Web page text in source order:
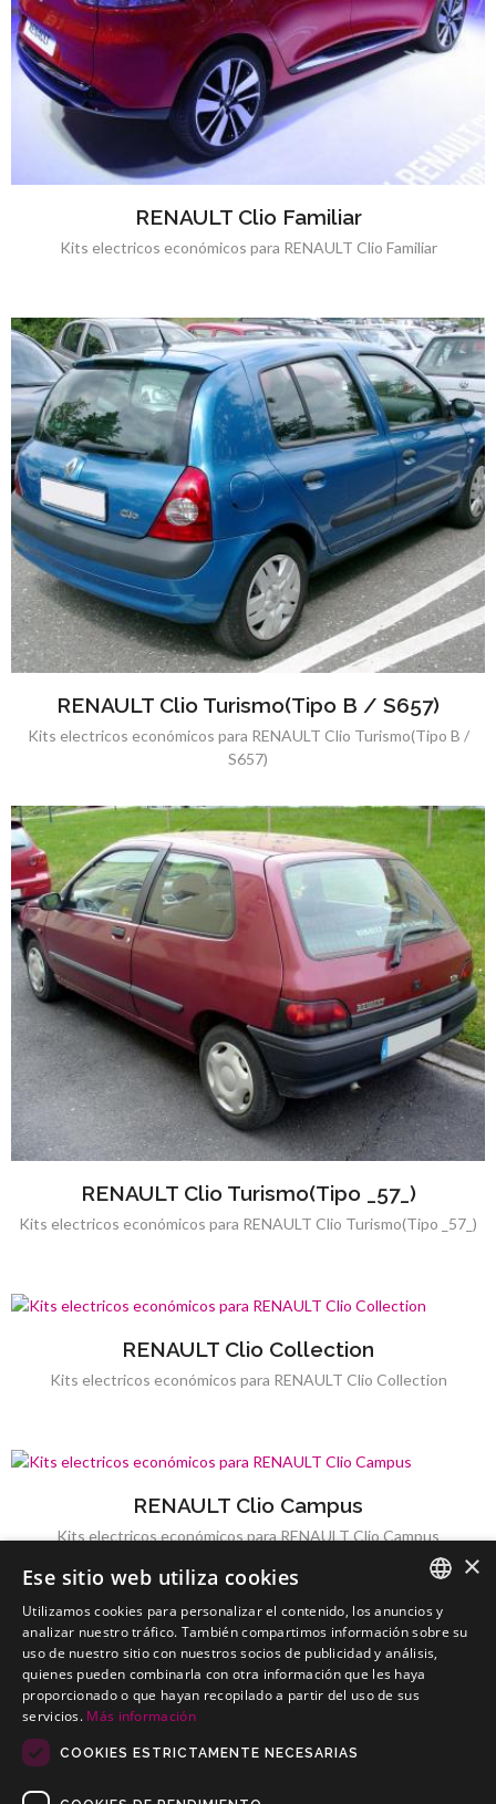
RENAULT Clio Familiar
Kits electricos económicos para RENAULT Clio Familiar
RENAULT Clio Turismo(Tipo B / S657)
Kits electricos económicos para RENAULT Clio Turismo(Tipo B /
S657)
RENAULT Clio Turismo(Tipo _57_)
Kits electricos económicos para RENAULT Clio Turismo(Tipo _57_)
RENAULT Clio Collection
Kits electricos económicos para RENAULT Clio Collection
RENAULT Clio Campus
Kits electricos económicos para RENAULT Clio Campus
RENAULT Clio Turismo
Kits electricos económicos para RENAULT Clio Turismo
SPANISH
PORTUGUESE
×
Ese sitio web utiliza cookies
Utilizamos cookies para personalizar el contenido, los anuncios y
analizar nuestro tráfico. También compartimos información sobre su
uso de nuestro sitio con nuestros socios de publicidad y análisis,
quienes pueden combinarla con otra información que les haya
proporcionado o que hayan recopilado a partir del uso de sus
servicios. Más información
COOKIES ESTRICTAMENTE NECESARIAS